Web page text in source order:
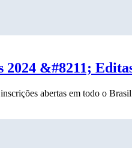
&#8211;
abertas em todo o